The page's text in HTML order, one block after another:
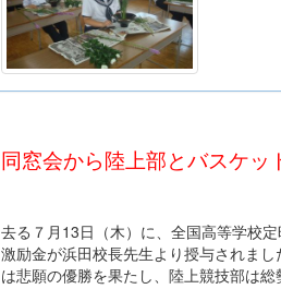
同窓会から陸上部とバスケッ
去る７月13日（木）に、全国高等学校
激励金が浜田校長先生より授与されま
は悲願の優勝を果たし、陸上競技部は